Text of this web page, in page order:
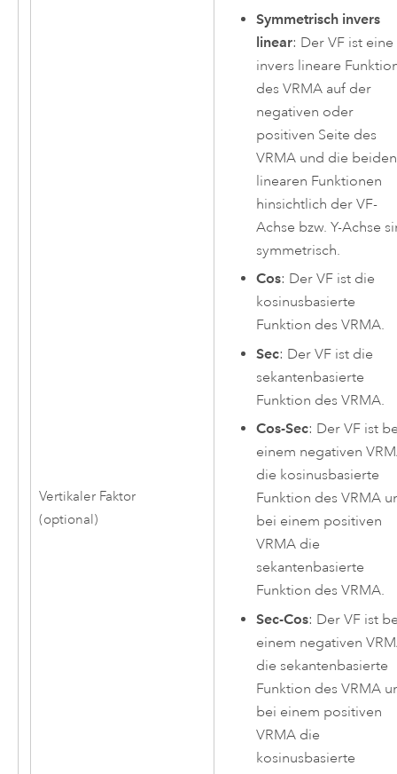
Vertikaler Faktor
(optional)
Symmetrisch invers
linear: Der VF ist eine
invers lineare
des VRMA auf der
negativen oder
positiven Seite des
VRMA und die beiden
linearen Funktionen
hinsichtlich der VF-
Achse bzw. Y-Achse
symmetrisch.
Cos: Der VF ist die
kosinusbasierte
Funktion des VRMA.
Sec: Der VF ist die
sekantenbasierte
Funktion des VRMA.
Cos-Sec: Der VF ist
einem negativen
die kosinusbasierte
Funktion des VRMA
bei einem positiven
VRMA die
sekantenbasierte
Funktion des VRMA.
Sec-Cos: Der VF ist
einem negativen
die sekantenbasierte
Funktion des VRMA
bei einem positiven
VRMA die
kosinusbasierte